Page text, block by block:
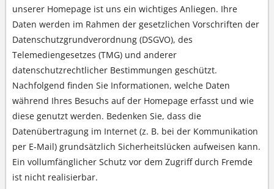
unserer Homepage ist uns ein wichtiges Anliegen. Ihre
Daten werden im Rahmen der gesetzlichen Vorschriften der
Datenschutzgrundverordnung (DSGVO), des
Telemediengesetzes (TMG) und anderer
datenschutzrechtlicher Bestimmungen geschützt.
Nachfolgend finden Sie Informationen, welche Daten
während Ihres Besuchs auf der Homepage erfasst und wie
diese genutzt werden. Bedenken Sie, dass die
Datenübertragung im Internet (z. B. bei der Kommunikation
per E-Mail) grundsätzlich Sicherheitslücken aufweisen kann.
Ein vollumfänglicher Schutz vor dem Zugriff durch Fremde
ist nicht realisierbar.